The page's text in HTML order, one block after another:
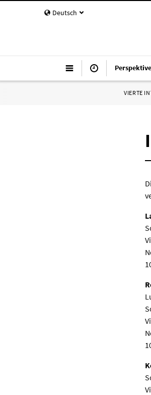
Deutsch
VIERTE